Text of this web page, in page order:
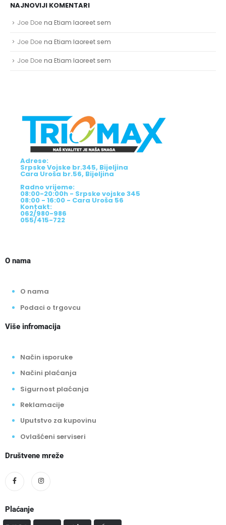
NAJNOVIJI KOMENTARI
Joe Doe na Etiam laoreet sem
Joe Doe na Etiam laoreet sem
Joe Doe na Etiam laoreet sem
Adrese:
Srpske Vojske br.345, Bijeljina
Cara Uroša br.56, Bijeljina
Radno vrijeme:
08:00-20:00h - Srpske vojske 345
08:00 - 16:00 - Cara Uroša 56
Kontakt:
062/980-986
055/415-722
O nama
O nama
Podaci o trgovcu
Više infromacija
Način isporuke
Načini plaćanja
Sigurnost plaćanja
Reklamacije
Uputstvo za kupovinu
Ovlašćeni serviseri
Društvene mreže
Plaćanje